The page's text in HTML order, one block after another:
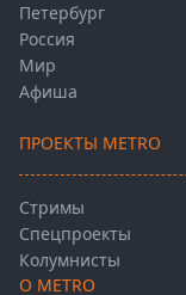
Петербург
Россия
Мир
Афиша
ПРОЕКТЫ METRO
Стримы
Спецпроекты
Колумнисты
О METRO